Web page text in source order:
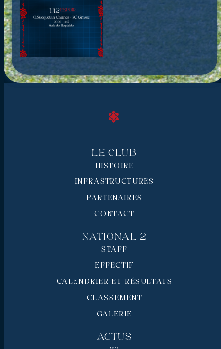
Le Club
HISTOIRE
INFRASTRUCTURES
PARTENAIRES
CONTACT
National 2
STAFF
EFFECTIF
CALENDRIER ET RÉSULTATS
CLASSEMENT
GALERIE
Actus